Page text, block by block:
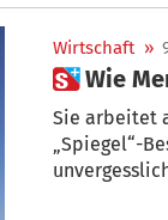
Wirtschaft »
 Wie
Sie arbeitet
„Spiegel“-
unvergessliche Expeditionen für